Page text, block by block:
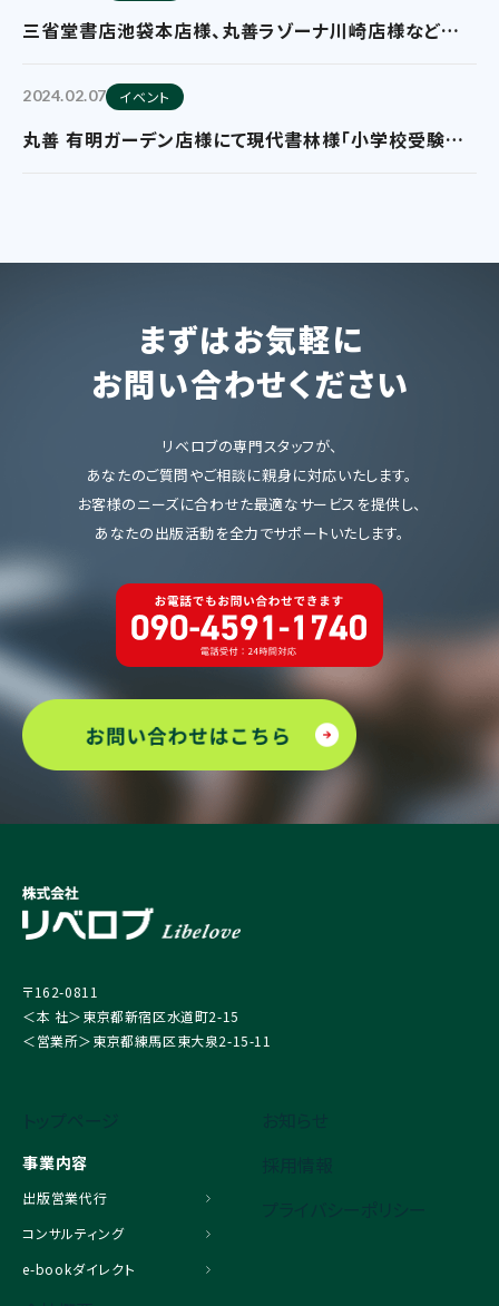
三省堂書店池袋本店様、丸善ラゾーナ川崎店様などにて
ただいております。
2024.02.07 イベント
丸善 有明ガーデン店様にて現代書林様「小学校受験シ
まずはお気軽に
お問い合わせください
リベロブの専門スタッフが、
あなたのご質問やご相談に親身に対応いたします。
お客様のニーズに合わせた最適なサービスを提供し、
あなたの出版活動を全力でサポートいたします。
〒162-0811
＜本 社＞東京都新宿区水道町2-15
＜営業所＞東京都練馬区東大泉2-15-11
事業内容
出版営業代行
コンサルティング
e-bookダイレクト